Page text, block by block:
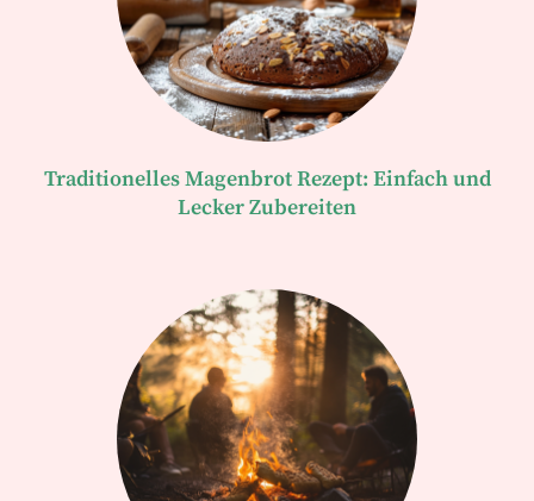
Traditionelles Magenbrot Rezept: Einfach und
Lecker Zubereiten